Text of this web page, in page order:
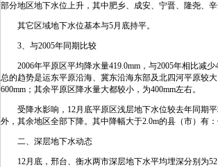
部分地区地下水位上升，其中肥乡、成安、宁晋、隆尧、
其它区域地下水位基本与5月底持平。
3、与2005年同期比较
2006年平原区平均降水量419.0mm，与2005年相比减少
总的趋势是运东平原沿海、冀东沿海东部及北四河平原较
600mm；其余平原区降水量大都较小，为400mm左右。
受降水影响，12月底平原区浅层地下水位较去年同期平
外，其余地区全部下降。其中降幅大于2.0m的县（市）有
二、深层地下水动态
12月底，邢台、衡水两市深层地下水平均埋深分别为